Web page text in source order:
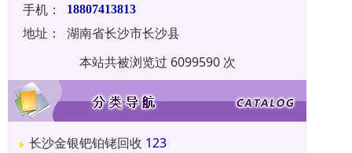
手机：
18807413813
地址：
湖南省长沙市长沙县
本站共被浏览过 6099590 次
长沙金银钯铂铑回收 123